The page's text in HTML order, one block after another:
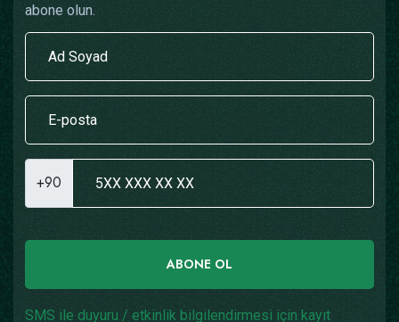
abone olun.
+90
ABONE OL
SMS ile duyuru / etkinlik bilgilendirmesi için kayıt